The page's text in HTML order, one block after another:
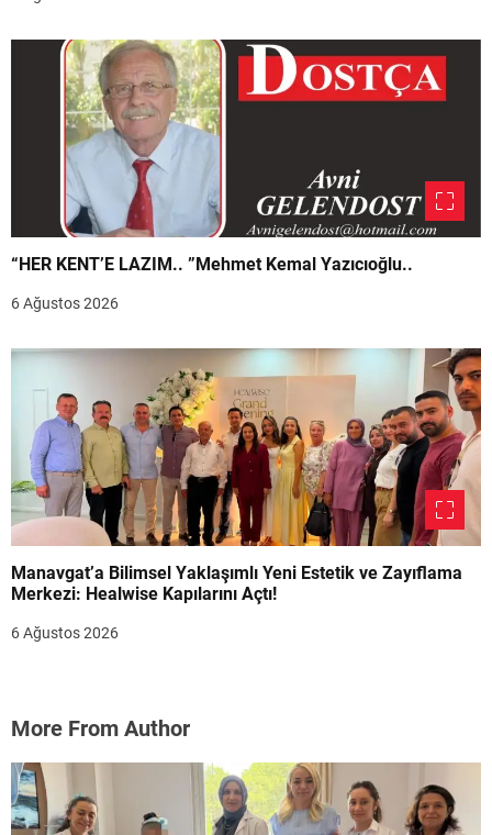
“HER KENT’E LAZIM.. ”Mehmet Kemal Yazıcıoğlu..
6 Ağustos 2026
Manavgat’a Bilimsel Yaklaşımlı Yeni Estetik ve Zayıflama
Merkezi: Healwise Kapılarını Açtı!
6 Ağustos 2026
More From Author